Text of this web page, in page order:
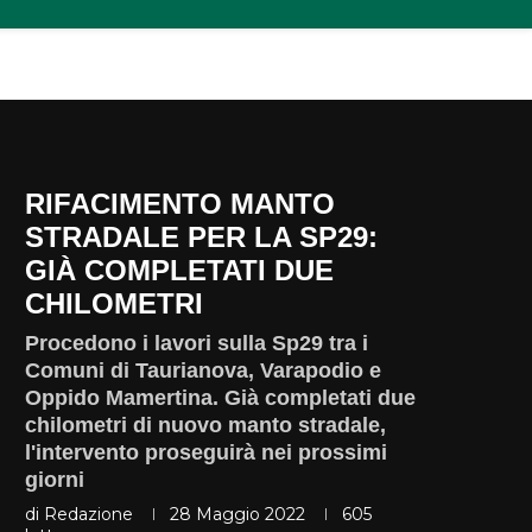
RIFACIMENTO MANTO
STRADALE PER LA SP29:
GIÀ COMPLETATI DUE
CHILOMETRI
Procedono i lavori sulla Sp29 tra i
Comuni di Taurianova, Varapodio e
Oppido Mamertina. Già completati due
chilometri di nuovo manto stradale,
l'intervento proseguirà nei prossimi
giorni
di Redazione 28 Maggio 2022
605